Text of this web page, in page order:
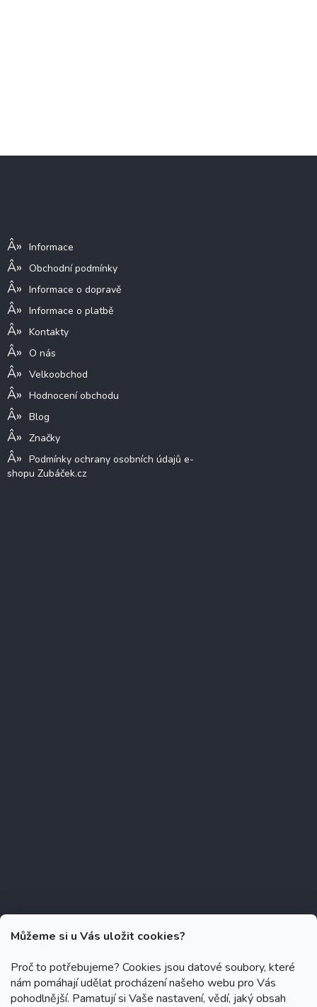
Můžeme si u Vás uložit cookies?
Proč to potřebujeme? Cookies jsou datové soubory, které
nám pomáhají udělat procházení našeho webu pro Vás
pohodlnější. Pamatují si Vaše nastavení, vědí, jaký obsah
Informace
Obchodní podmínky
Informace o dopravě
Informace o platbě
Kontakty
O nás
Velkoobchod
Hodnocení obchodu
Blog
Značky
Podmínky ochrany osobních údajů e-
shopu Zubáček.cz
Copyright 2026 Zubáček.cz . Všechna práva vyhrazena.
Upravit